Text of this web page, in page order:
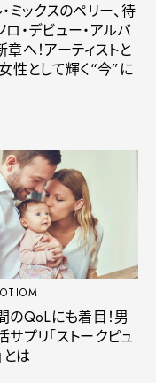
ミックスのペリー、待
ロ・デビュー・アルバ
章へ！アーティストと
女性として輝く“今”に
のQoLにも着目！男
サプリ「ストークピュ
とは